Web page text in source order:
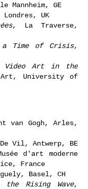
Mannheim, GE
UK
, La Traverse,
Time of Crisis,
Video Art in the
Art, University of
van Gogh, Arles,
Vil, Antwerp, BE
d'art moderne
France
Basel, CH
the Rising Wave,